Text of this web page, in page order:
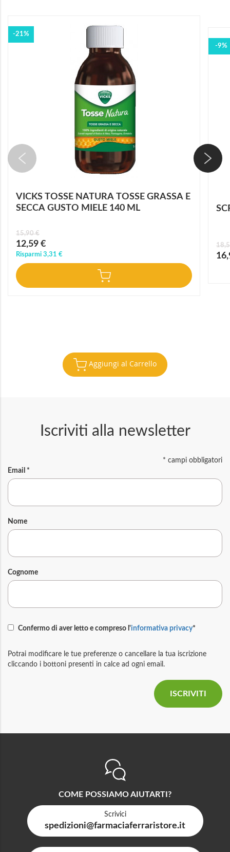
-21%
VICKS TOSSE NATURA TOSSE GRASSA E
SECCA GUSTO MIELE 140 ML
Prezzo
speciale
12,59 €
15,90 €
Risparmi 3,31 €
-9%
Aggiungi al Carrello
Iscriviti alla newsletter
* campi obbligatori
Email *
Nome
Cognome
Confermo di aver letto e compreso l'informativa privacy*
Potrai modificare le tue preferenze o cancellare la tua iscrizione
cliccando i bottoni presenti in calce ad ogni email.
COME POSSIAMO AIUTARTI?
Scrivici
spedizioni@farmaciaferraristore.it